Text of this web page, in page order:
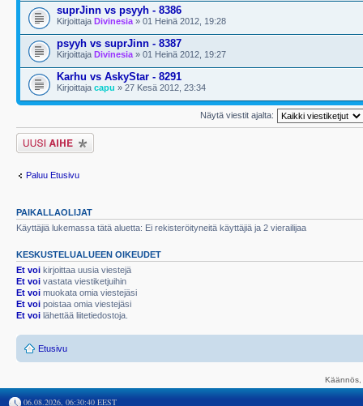
suprJinn vs psyyh - 8386
Kirjoittaja Divinesia » 01 Heinä 2012, 19:28
psyyh vs suprJinn - 8387
Kirjoittaja Divinesia » 01 Heinä 2012, 19:27
Karhu vs AskyStar - 8291
Kirjoittaja capu » 27 Kesä 2012, 23:34
Näytä viestit ajalta:
Lähetä uusi viesti
Paluu Etusivu
PAIKALLAOLIJAT
Käyttäjiä lukemassa tätä aluetta: Ei rekisteröityneitä käyttäjiä ja 2 vierailijaa
KESKUSTELUALUEEN OIKEUDET
Et voi kirjoittaa uusia viestejä
Et voi vastata viestiketjuihin
Et voi muokata omia viestejäsi
Et voi poistaa omia viestejäsi
Et voi lähettää liitetiedostoja.
Etusivu
06.08.2026, 06:30:40 EEST